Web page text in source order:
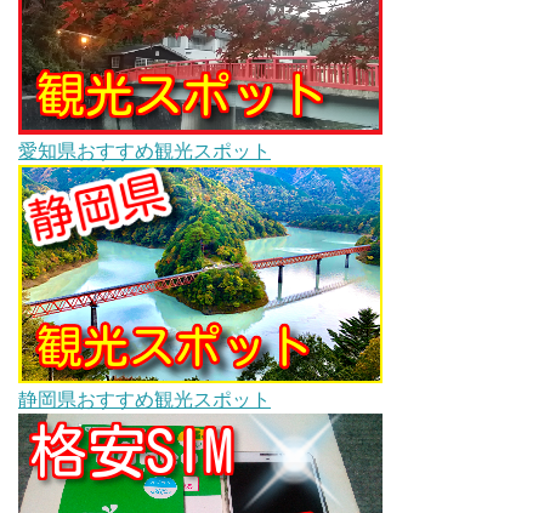
愛知県おすすめ観光スポット
静岡県おすすめ観光スポット